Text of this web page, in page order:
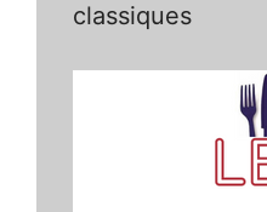
classiques